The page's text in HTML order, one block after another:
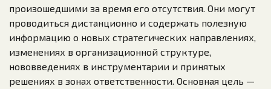
произошедшими за время его отсутствия. Они могут
проводиться дистанционно и содержать полезную
информацию о новых стратегических направлениях,
изменениях в организационной структуре,
нововведениях в инструментарии и принятых
решениях в зонах ответственности. Основная цель —